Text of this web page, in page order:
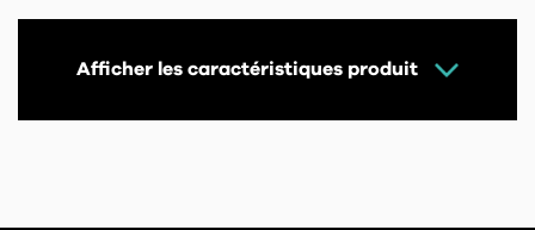
Afficher les caractéristiques produit